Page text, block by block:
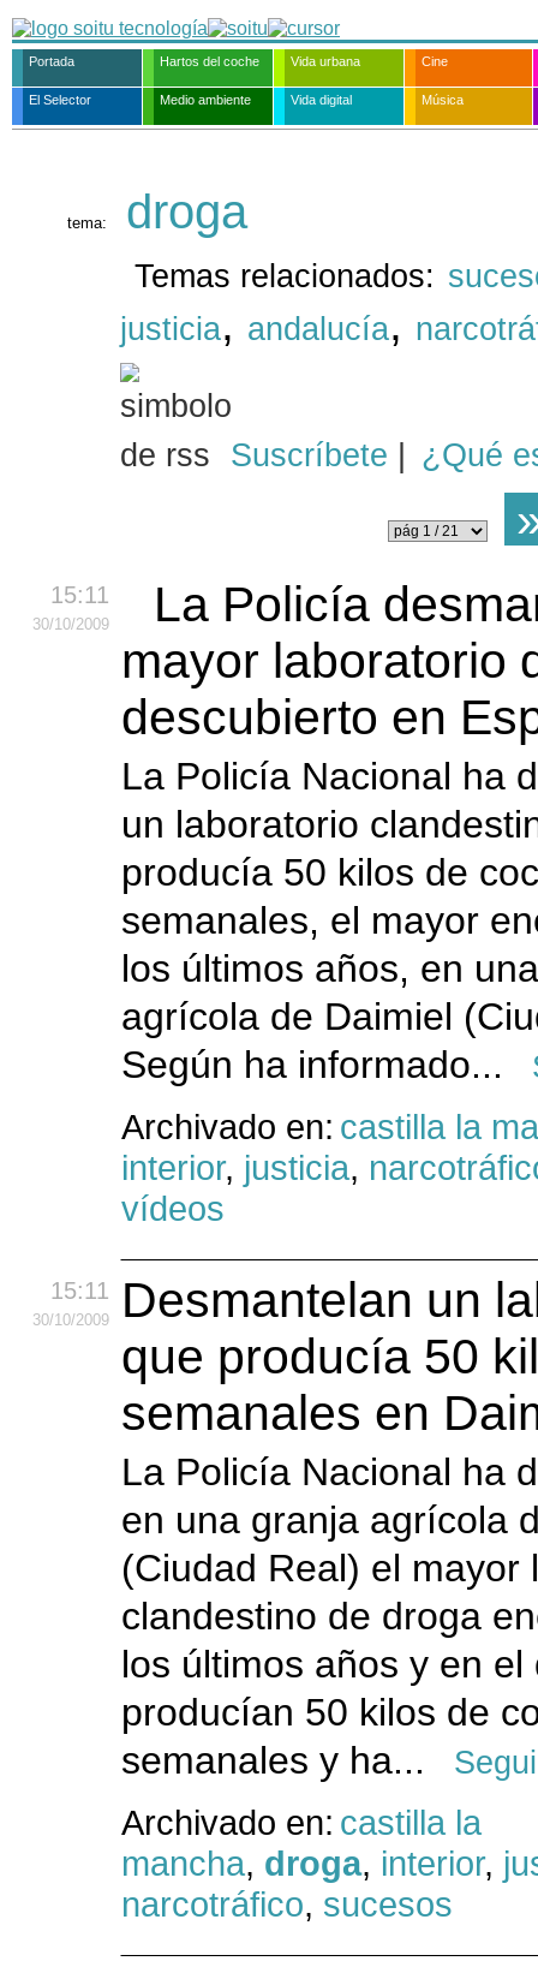
Portada Hartos del coche Vida urbana Cine
El Selector Medio ambiente Vida digital Música
tema: droga
Temas relacionados:
justicia, andalucía,
Suscríbete ¿Qué
15:11
30/10/2009
La Policía
mayor laboratorio
descubierto en
La Policía Nacional ha
un laboratorio
producía 50 kilos de
semanales, el mayor
los últimos años, en
agrícola de Daimiel
Según ha informado...
Archivado en: castilla la
interior, justicia,
vídeos
15:11
30/10/2009
Desmantelan un
que producía 50
semanales en
La Policía Nacional ha
en una granja agrícola
(Ciudad Real) el mayor
clandestino de droga
los últimos años y en el
producían 50 kilos de
semanales y ha...
Archivado en: castilla la
mancha, droga, interior,
narcotráfico, sucesos